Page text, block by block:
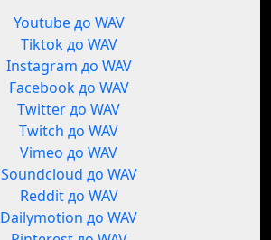
Youtube до WAV
Tiktok до WAV
Instagram до WAV
Facebook до WAV
Twitter до WAV
Twitch до WAV
Vimeo до WAV
Soundcloud до WAV
Reddit до WAV
Dailymotion до WAV